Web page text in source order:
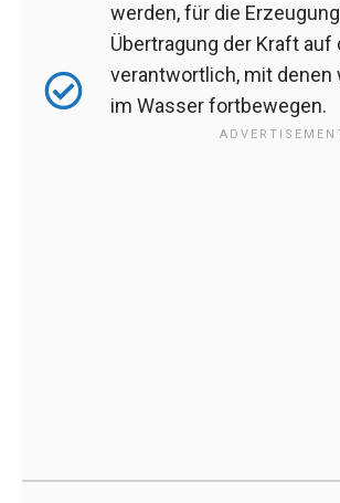
werden, für die
Übertragung der Kraft auf
verantwortlich, mit denen
im Wasser fortbewegen.